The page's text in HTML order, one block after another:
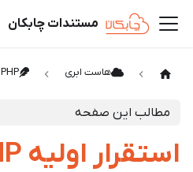
مستندات چابکان
هاست ابری PHP
مطالب این صفحه
استقرار اولیه PHP